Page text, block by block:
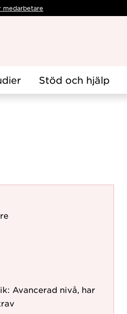
medarbetare
Stöd och hjälp
Avancerad nivå, har